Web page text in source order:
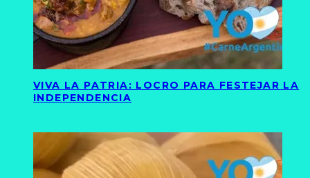
VIVA LA PATRIA: LOCRO PARA FESTEJAR LA
INDEPENDENCIA